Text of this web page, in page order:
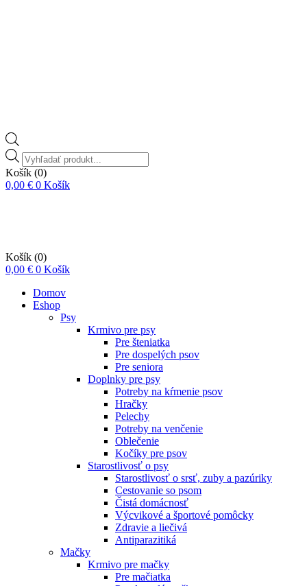
Vyhľadávanie
produktov
Košík (0)
0,00 € 0 Košík
Košík (0)
0,00 € 0 Košík
Domov
Eshop
Psy
Krmivo pre psy
Pre šteniatka
Pre dospelých psov
Pre seniora
Doplnky pre psy
Potreby na kŕmenie psov
Hračky
Pelechy
Potreby na venčenie
Oblečenie
Kočíky pre psov
Starostlivosť o psy
Starostlivosť o srsť, zuby a pazúriky
Cestovanie so psom
Čistá domácnosť
Výcvikové a športové pomôcky
Zdravie a liečivá
Antiparazitiká
Mačky
Krmivo pre mačky
Pre mačiatka